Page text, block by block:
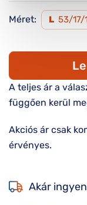
Méret: L 53/17/
A teljes ár a
függően kerül
Akciós ár csak
érvényes.
Akár